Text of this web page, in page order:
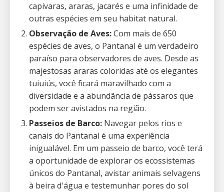
capivaras, araras, jacarés e uma infinidade de
outras espécies em seu habitat natural.
Observação de Aves:Com mais de 650
espécies de aves, o Pantanal é um verdadeiro
paraíso para observadores de aves. Desde as
majestosas araras coloridas até os elegantes
tuiuiús, você ficará maravilhado com a
diversidade e a abundância de pássaros que
podem ser avistados na região.
Passeios de Barco: Navegar pelos rios e
canais do Pantanal é uma experiência
inigualável. Em um passeio de barco, você terá
a oportunidade de explorar os ecossistemas
únicos do Pantanal, avistar animais selvagens
à beira d'água e testemunhar pores do sol